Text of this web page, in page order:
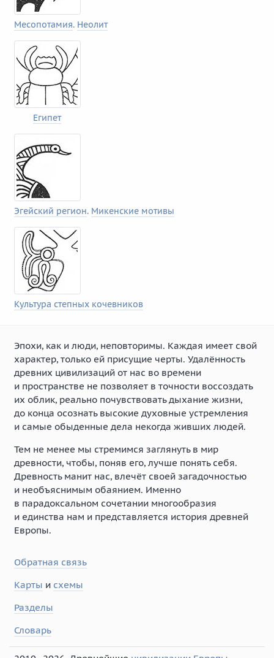
Месопотамия. Неолит
Египет
Эгейский регион. Микенские мотивы
Культура степных кочевников
Эпохи, как и люди, неповторимы. Каждая имеет свой
характер, только ей присущие черты. Удалённость
древних цивилизаций от нас во времени
и пространстве не позволяет в точности воссоздать
их облик, реально почувствовать дыхание жизни,
до конца осознать высокие духовные устремления
и самые обыденные дела некогда живших людей.
Тем не менее мы стремимся заглянуть в мир
древности, чтобы, поняв его, лучше понять себя.
Древность манит нас, влечёт своей загадочностью
и необъяснимым обаянием. Именно
в парадоксальном сочетании многообразия
и единства нам и представляется история древней
Европы.
Обратная связь
Карты и схемы
Разделы
Словарь